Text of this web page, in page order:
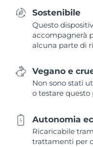
Sostenibile
Questo
accompagnerà
alcuna parte di
Vegano e
Non sono stati
o testare questo
Autonomia
Ricaricabile
trattamenti per